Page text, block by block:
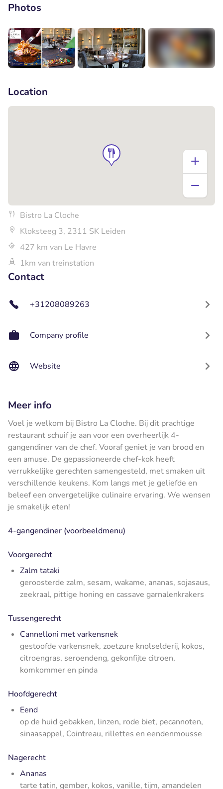
Photos
Location
Bistro La Cloche
Kloksteeg 3, 2311 SK Leiden
427 km van Le Havre
1km van treinstation
Contact
+31208089263
Company profile
Website
Meer info
Voel je welkom bij Bistro La Cloche. Bij dit prachtige
restaurant schuif je aan voor een overheerlijk 4-
gangendiner van de chef. Vooraf geniet je van brood en
een amuse. De gepassioneerde chef-kok heeft
verrukkelijke gerechten samengesteld, met smaken uit
verschillende keukens. Kom langs met je geliefde en
beleef een onvergetelijke culinaire ervaring. We wensen
je smakelijk eten!
4-gangendiner (voorbeeldmenu)
Voorgerecht
Zalm tataki
geroosterde zalm, sesam, wakame, ananas, sojasaus,
zeekraal, pittige honing en cassave garnalenkrakers
Tussengerecht
Cannelloni met varkensnek
gestoofde varkensnek, zoetzure knolselderij, kokos,
citroengras, seroendeng, gekonfijte citroen,
komkommer en pinda
Hoofdgerecht
Eend
op de huid gebakken, linzen, rode biet, pecannoten,
sinaasappel, Cointreau, rillettes en eendenmousse
Nagerecht
Ananas
tarte tatin, gember, kokos, vanille, tijm, amandelen